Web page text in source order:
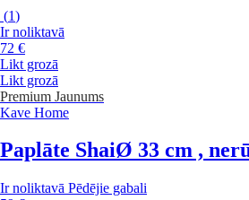
(1)
Ir noliktavā
72 €
Likt grozā
Likt grozā
Premium Jaunums
Kave Home
Paplāte ShaiØ 33 cm ,
Ir noliktavā Pēdējie gabali